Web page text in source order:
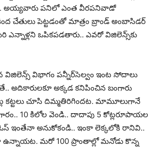
అయ్య‌వారు ప‌నిలో ఎంత వీర‌ప‌నివాడో
చేతులు పెట్ట‌డంతో మాత్రం బ్రాండ్ అంబాసిడ‌ర్
ఎన్నాళ్ల‌ని ఒపిక‌ప‌డ‌తారు.. ఎవ‌రో విజిలెన్స్‌కు
విజిలెన్స్ విభాగం ప‌న్నీర్‌సెల్వం ఇంట సోదాలు
అదికారుల‌కూ అక్క‌డ క‌నిపించిన బంగారు
క‌ట్ట‌లు చూసి దిమ్మ‌తిరిగింద‌ట‌. మామూలుగానే
10 కిలోల వెండి.. దాదాపు 5 కోట్ల‌రూపాయ‌ల
ఇంతేనా అనుకోకండి.. ఇంకా లెక్క‌లోకి రానివి..
ఉన్నాయ‌ట‌. మ‌రో 100 ప్రాంతాల్లో మ‌నోడు కొన్న